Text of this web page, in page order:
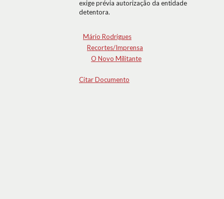
exige prévia autorização da entidade
detentora.
Mário Rodrigues
Recortes/Imprensa
O Novo Militante
Citar Documento